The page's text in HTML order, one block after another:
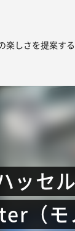
楽しさを提案す
ッセ
（モ